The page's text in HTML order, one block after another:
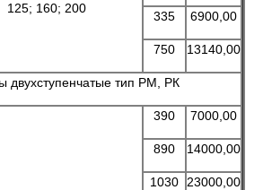
125; 160; 200
335 6900,00
750 13140,00
двухступенчатые тип РМ, РК
390 7000,00
890 14000,00
1030 23000,00